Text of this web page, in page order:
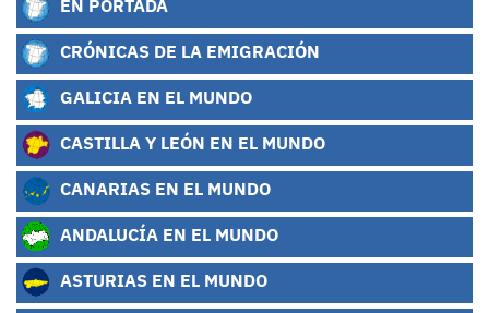
EN PORTADA
CRÓNICAS DE LA EMIGRACIÓN
GALICIA EN EL MUNDO
CASTILLA Y LEÓN EN EL MUNDO
CANARIAS EN EL MUNDO
ANDALUCÍA EN EL MUNDO
ASTURIAS EN EL MUNDO